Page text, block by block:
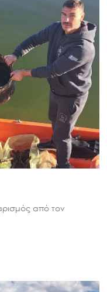
από τον